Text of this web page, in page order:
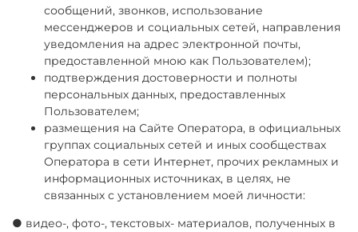
сообщений, звонков, использование
мессенджеров и социальных сетей, направления
уведомления на адрес электронной почты,
предоставленной мною как Пользователем);
подтверждения достоверности и полноты
персональных данных, предоставленных
Пользователем;
размещения на Сайте Оператора, в официальных
группах социальных сетей и иных сообществах
Оператора в сети Интернет, прочих рекламных и
информационных источниках, в целях, не
связанных с установлением моей личности:
● видео-, фото-, текстовых- материалов, полученных в